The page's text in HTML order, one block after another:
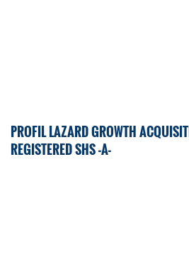
PROFIL LAZARD GROWTH
REGISTERED SHS -A-